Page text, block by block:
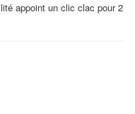
appoint un clic clac pour 2